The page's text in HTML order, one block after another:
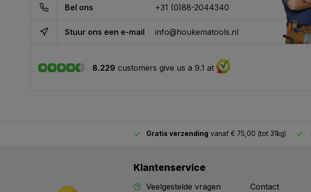
Bel ons +31 (0)88-2044340
Stuur ons een e-mail info@houkematools.nl
8.229 customers give us a 9.1 at
Gratis verzending vanaf € 75,00 (tot 31kg)
Klantenservice
Veelgestelde vragen
Contact